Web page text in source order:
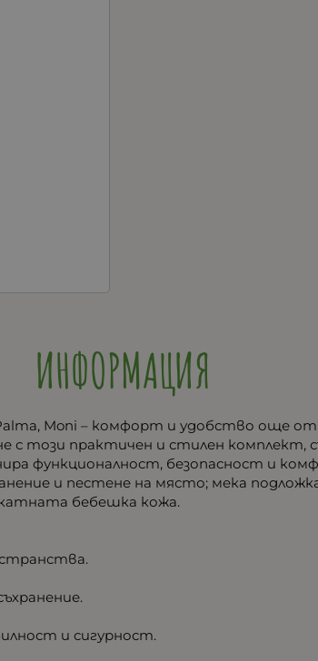
ИНФОРМАЦИЯ
Moni – комфорт и удобство още
този практичен и стилен комплект,
функционалност, безопасност и
и пестене на място; мека
бебешка кожа.
и сигурност.